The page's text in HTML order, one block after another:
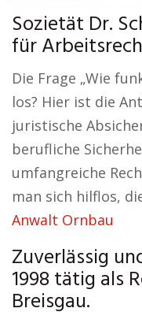
Sozietät Dr.
für
Die Frage „Wie
los? Hier ist die
juristische
berufliche
umfangreiche
man sich hilflos,
Anwalt Ornbau
Zuverlässig
1998 tätig als
Breisgau.